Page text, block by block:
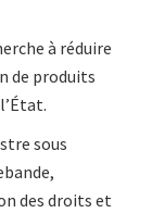
à réduire
de produits
sous
des droits et